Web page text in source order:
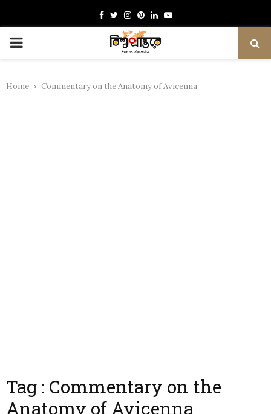
Facebook
TwitterInstagram
Pinterest
LinkedinYoutube
PRIMARY
Home Commentary on the Anatomy of Avicenna
Tag : Commentary on the
Anatomy of Avicenna